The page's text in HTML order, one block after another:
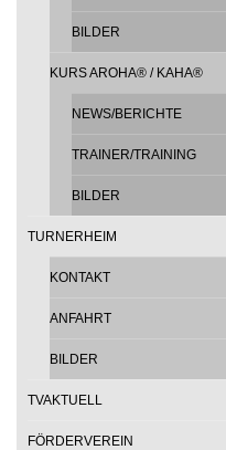
BILDER
KURS AROHA® / KAHA®
NEWS/BERICHTE
TRAINER/TRAINING
BILDER
TURNERHEIM
KONTAKT
ANFAHRT
BILDER
TVAKTUELL
FÖRDERVEREIN